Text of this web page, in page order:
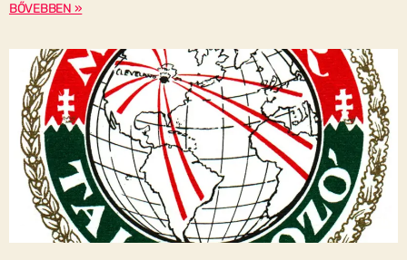
BŐVEBBEN »